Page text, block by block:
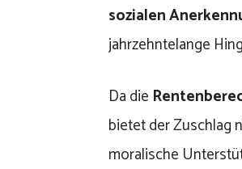
sozialen
jahrzehntelange
Da die
bietet der Zuschlag
moralische